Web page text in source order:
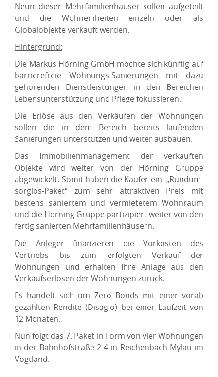
Neun dieser Mehrfamilienhäuser sollen aufgeteilt
und die Wohneinheiten einzeln oder als
Globalobjekte verkauft werden.
Hintergrund:
Die Markus Hörning GmbH möchte sich künftig auf
barrierefreie Wohnungs-Sanierungen mit dazu
gehörenden Dienstleistungen in den Bereichen
Lebensunterstützung und Pflege fokussieren.
Die Erlöse aus den Verkäufen der Wohnungen
sollen die in dem Bereich bereits laufenden
Sanierungen unterstützen und weiter ausbauen.
Das Immobilienmanagement der verkauften
Objekte wird weiter von der Hörning Gruppe
abgewickelt. Somit haben die Käufer ein „Rundum-
sorglos-Paket“ zum sehr attraktiven Preis mit
bestens saniertem und vermietetem Wohnraum
und die Hörning Gruppe partizipiert weiter von den
fertig sanierten Mehrfamilienhäusern.
Die Anleger finanzieren die Vorkosten des
Vertriebs bis zum erfolgten Verkauf der
Wohnungen und erhalten Ihre Anlage aus den
Verkaufserlösen der Wohnungen zurück.
Es handelt sich um Zero Bonds mit einer vorab
gezahlten Rendite (Disagio) bei einer Laufzeit von
12 Monaten.
Nun folgt das 7. Paket in Form von vier Wohnungen
in der Bahnhofstraße 2-4 in Reichenbach-Mylau im
Vogtland.